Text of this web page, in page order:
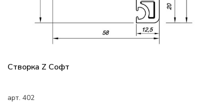
Створка Z Софт
арт. 402